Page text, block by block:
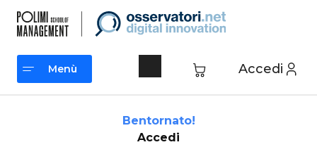
contenuto
Accedi
Menù
Bentornato!
Accedi